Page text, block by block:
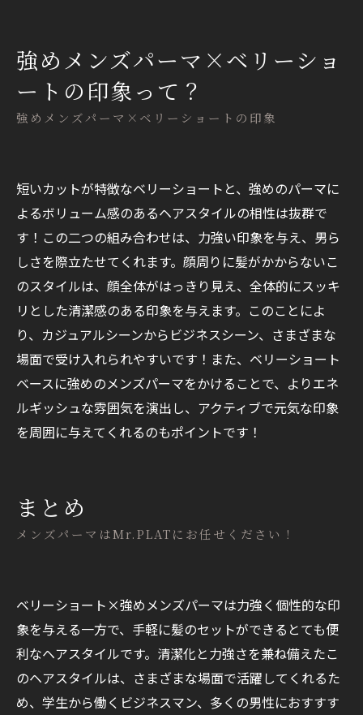
強めメンズパーマ×ベリーショートの印象
強めメンズパーマ×ベリーショ
ートの印象って？
短いカットが特徴なベリーショートと、強めのパーマに
よるボリューム感のあるヘアスタイルの相性は抜群で
す！この二つの組み合わせは、力強い印象を与え、男ら
しさを際立たせてくれます。顔周りに髪がかからないこ
のスタイルは、顔全体がはっきり見え、全体的にスッキ
リとした清潔感のある印象を与えます。このことによ
り、カジュアルシーンからビジネスシーン、さまざまな
場面で受け入れられやすいです！また、ベリーショート
ベースに強めのメンズパーマをかけることで、よりエネ
ルギッシュな雰囲気を演出し、アクティブで元気な印象
を周囲に与えてくれるのもポイントです！
まとめ
メンズパーマはMr.PLATにお任せください！
ベリーショート×強めメンズパーマは力強く個性的な印
象を与える一方で、手軽に髪のセットができるとても便
利なヘアスタイルです。清潔化と力強さを兼ね備えたこ
のヘアスタイルは、さまざまな場面で活躍してくれるた
め、学生から働くビジネスマン、多くの男性におすすす